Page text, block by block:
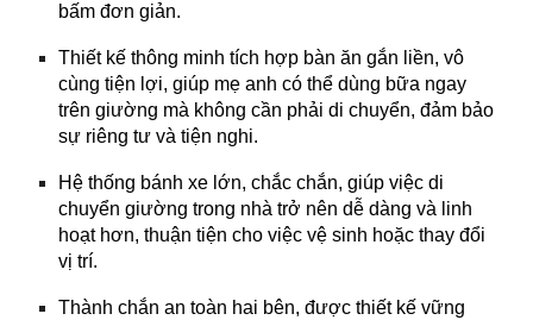
bấm đơn giản.
Thiết kế thông minh tích hợp bàn ăn gắn liền, vô
cùng tiện lợi, giúp mẹ anh có thể dùng bữa ngay
trên giường mà không cần phải di chuyển, đảm bảo
sự riêng tư và tiện nghi.
Hệ thống bánh xe lớn, chắc chắn, giúp việc di
chuyển giường trong nhà trở nên dễ dàng và linh
hoạt hơn, thuận tiện cho việc vệ sinh hoặc thay đổi
vị trí.
Thành chắn an toàn hai bên, được thiết kế vững